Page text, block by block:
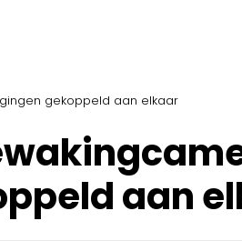
gekoppeld aan elkaar
aan